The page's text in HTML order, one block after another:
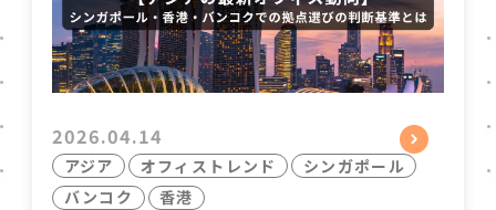
2026.04.14
アジア オフィストレンド
シンガポール
バンコク
香港